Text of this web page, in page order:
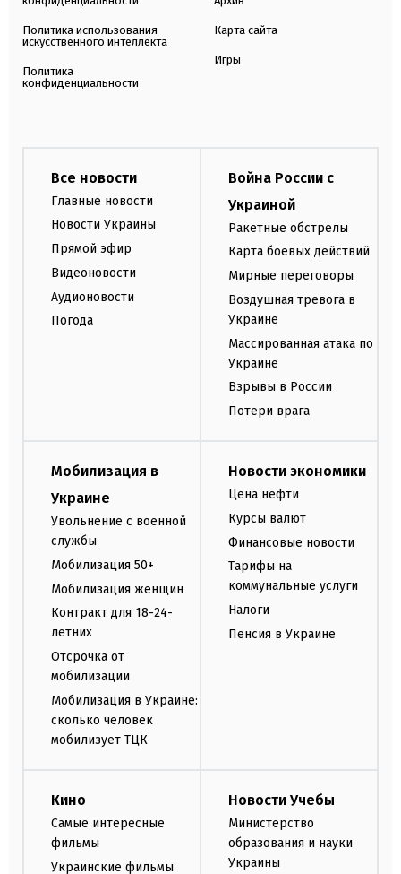
Политика использования
искусственного интеллекта
Политика
конфиденциальности
Карта сайта
Игры
Все новости
Главные новости
Новости Украины
Прямой эфир
Видеоновости
Аудионовости
Погода
Война России с
Украиной
Ракетные обстрелы
Карта боевых действий
Мирные переговоры
Воздушная тревога в
Украине
Массированная атака по
Украине
Взрывы в России
Потери врага
Мобилизация в
Украине
Увольнение с военной
службы
Мобилизация 50+
Мобилизация женщин
Контракт для 18-24-
летних
Отсрочка от
мобилизации
Мобилизация в Украине:
сколько человек
мобилизует ТЦК
Новости экономики
Цена нефти
Курсы валют
Финансовые новости
Тарифы на
коммунальные услуги
Налоги
Пенсия в Украине
Кино
Самые интересные
фильмы
Украинские фильмы
Новости Учебы
Министерство
образования и науки
Украины